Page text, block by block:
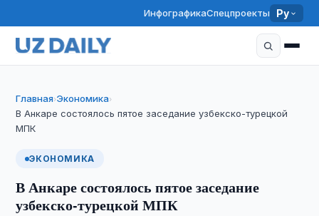
ИнфографикаСпецпроекты Ру
Главная›Экономика›
В Анкаре состоялось пятое заседание узбекско-турецкой
МПК
ЭКОНОМИКА
В Анкаре состоялось пятое заседание
узбекско-турецкой МПК